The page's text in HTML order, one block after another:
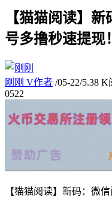
【猫猫阅读】
号多撸秒速提现！
刚刚 V作者 /05-22/5.38 K
0522
【猫猫阅读】新码：微